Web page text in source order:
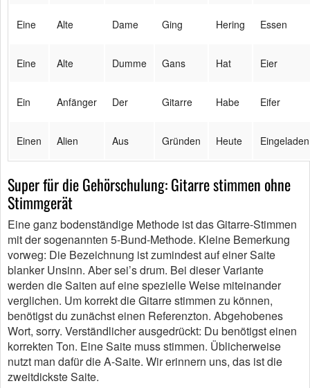
Eine Alte Dame Ging Hering Essen
Eine Alte Dumme Gans Hat Eier
Ein Anfänger Der Gitarre Habe Eifer
Einen Alien Aus Gründen Heute Eingeladen
Super für die Gehörschulung: Gitarre stimmen ohne
Stimmgerät
Eine ganz bodenständige Methode ist das Gitarre-Stimmen
mit der sogenannten 5-Bund-Methode. Kleine Bemerkung
vorweg: Die Bezeichnung ist zumindest auf einer Saite
blanker Unsinn. Aber sei’s drum. Bei dieser Variante
werden die Saiten auf eine spezielle Weise miteinander
verglichen. Um korrekt die Gitarre stimmen zu können,
benötigst du zunächst einen Referenzton. Abgehobenes
Wort, sorry. Verständlicher ausgedrückt: Du benötigst einen
korrekten Ton. Eine Saite muss stimmen. Üblicherweise
nutzt man dafür die A-Saite. Wir erinnern uns, das ist die
zweitdickste Saite.